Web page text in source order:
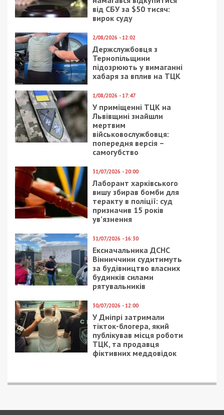
Метки:війна з росією,Корбан
Рекламні блоки дають нам змогу
залишатися незалежними ЗМІ, а вам -
отримувати найсвіжіші новини під ними.
Приєднуйтесь також до 49000 в Google News. Слідкуйте
за останніми новинами!
Приєднатися
Предыдущая статья:
Пересадка шкіри: у дніпровській лікарні
надають мікрохірургічну допомогу
Следующая статья:
Як зберегти витримку в умовах масових
повітряних атак та інших воєнних
викликів
СУСПІЛЬСТВО